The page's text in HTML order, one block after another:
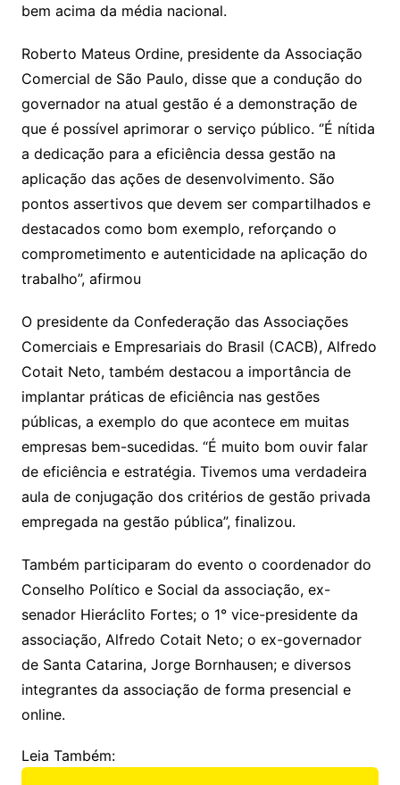
bem acima da média nacional.
Roberto Mateus Ordine, presidente da Associação
Comercial de São Paulo, disse que a condução do
governador na atual gestão é a demonstração de
que é possível aprimorar o serviço público. ‘’É nítida
a dedicação para a eficiência dessa gestão na
aplicação das ações de desenvolvimento. São
pontos assertivos que devem ser compartilhados e
destacados como bom exemplo, reforçando o
comprometimento e autenticidade na aplicação do
trabalho”, afirmou
O presidente da Confederação das Associações
Comerciais e Empresariais do Brasil (CACB), Alfredo
Cotait Neto, também destacou a importância de
implantar práticas de eficiência nas gestões
públicas, a exemplo do que acontece em muitas
empresas bem-sucedidas. “É muito bom ouvir falar
de eficiência e estratégia. Tivemos uma verdadeira
aula de conjugação dos critérios de gestão privada
empregada na gestão pública”, finalizou.
Também participaram do evento o coordenador do
Conselho Político e Social da associação, ex-
senador Hieráclito Fortes; o 1° vice-presidente da
associação, Alfredo Cotait Neto; o ex-governador
de Santa Catarina, Jorge Bornhausen; e diversos
integrantes da associação de forma presencial e
online.
Leia Também: